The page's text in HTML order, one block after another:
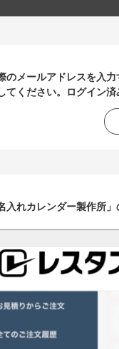
のメールアドレスを入
てください。ログイン
入れカレンダー製作所」